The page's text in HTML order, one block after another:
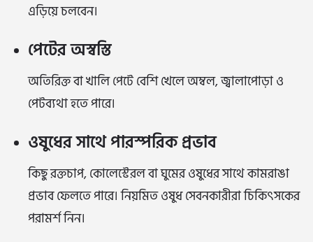
এড়িয়ে চলবেন।
পেটের অস্বস্তি
অতিরিক্ত বা খালি পেটে বেশি খেলে অম্বল, জ্বালাপোড়া ও
পেটব্যথা হতে পারে।
ওষুধের সাথে পারস্পরিক প্রভাব
কিছু রক্তচাপ, কোলেস্টেরল বা ঘুমের ওষুধের সাথে কামরাঙা
প্রভাব ফেলতে পারে। নিয়মিত ওষুধ সেবনকারীরা চিকিৎসকের
পরামর্শ নিন।